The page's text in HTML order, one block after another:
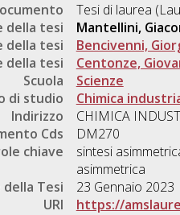
Tesi di laurea
della tesi
Mantellini,
della tesi
Bencivenni,
della tesi
Centonze,
Scuola
Scienze
di studio
Chimica
Indirizzo
CHIMICA
Cds
DM270
chiave
sintesi
asimmetrica
Tesi
23 Gennaio 2023
URI
https://